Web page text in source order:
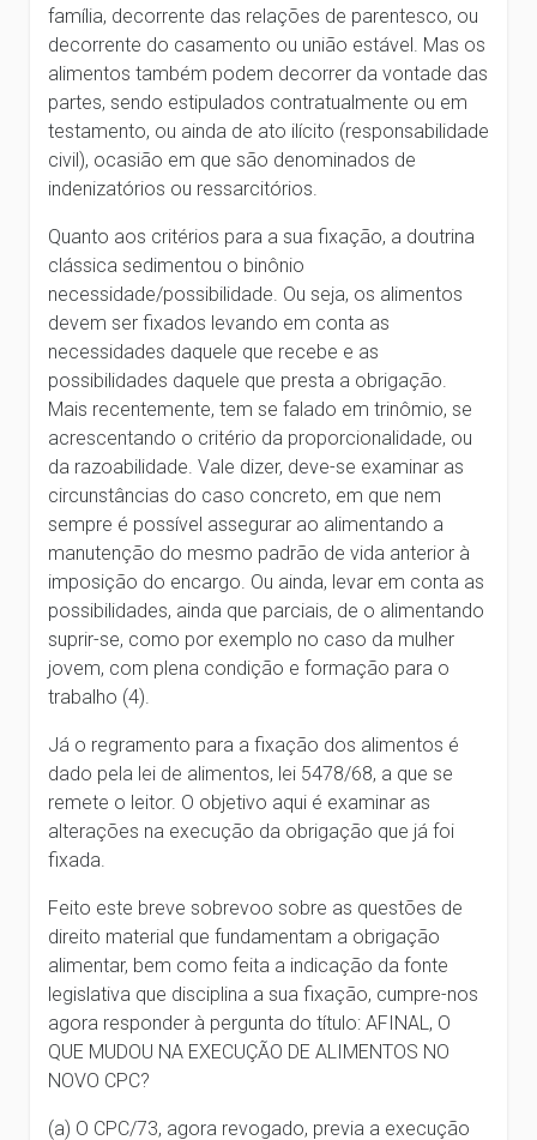
família, decorrente das relações de parentesco, ou
decorrente do casamento ou união estável. Mas os
alimentos também podem decorrer da vontade das
partes, sendo estipulados contratualmente ou em
testamento, ou ainda de ato ilícito (responsabilidade
civil), ocasião em que são denominados de
indenizatórios ou ressarcitórios.
Quanto aos critérios para a sua fixação, a doutrina
clássica sedimentou o binônio
necessidade/possibilidade. Ou seja, os alimentos
devem ser fixados levando em conta as
necessidades daquele que recebe e as
possibilidades daquele que presta a obrigação.
Mais recentemente, tem se falado em trinômio, se
acrescentando o critério da proporcionalidade, ou
da razoabilidade. Vale dizer, deve-se examinar as
circunstâncias do caso concreto, em que nem
sempre é possível assegurar ao alimentando a
manutenção do mesmo padrão de vida anterior à
imposição do encargo. Ou ainda, levar em conta as
possibilidades, ainda que parciais, de o alimentando
suprir-se, como por exemplo no caso da mulher
jovem, com plena condição e formação para o
trabalho (4).
Já o regramento para a fixação dos alimentos é
dado pela lei de alimentos, lei 5478/68, a que se
remete o leitor. O objetivo aqui é examinar as
alterações na execução da obrigação que já foi
fixada.
Feito este breve sobrevoo sobre as questões de
direito material que fundamentam a obrigação
alimentar, bem como feita a indicação da fonte
legislativa que disciplina a sua fixação, cumpre-nos
agora responder à pergunta do título: AFINAL, O
QUE MUDOU NA EXECUÇÃO DE ALIMENTOS NO
NOVO CPC?
(a) O CPC/73, agora revogado, previa a execução